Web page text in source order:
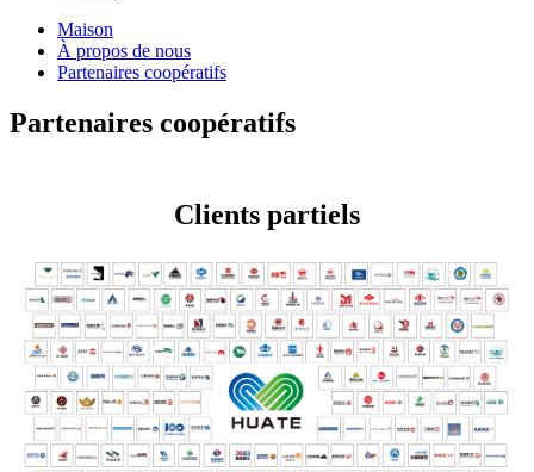
Maison
À propos de nous
Partenaires coopératifs
Partenaires coopératifs
Clients partiels